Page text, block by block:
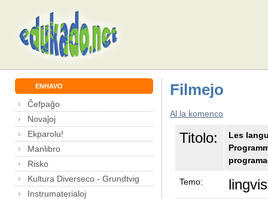
ENHAVO
Ĉefpaĝo
Novaĵoj
Ekparolu!
Manlibro
Risko
Kultura Diverseco - Grundtvig
Instrumaterialoj
Filmejo
Al la komenco
Titolo:
Les
Temo: